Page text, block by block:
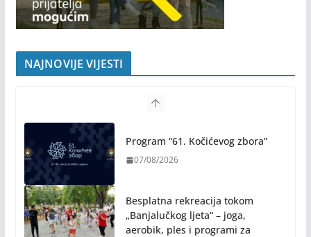
NAJNOVIJE VIJESTI
Program “61. Kočićevog zbora”
07/08/2026
Besplatna rekreacija tokom
„Banjalučkog ljeta“ – joga,
aerobik, ples i programi za